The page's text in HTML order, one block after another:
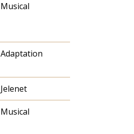
Musical
Adaptation
Jelenet
Musical